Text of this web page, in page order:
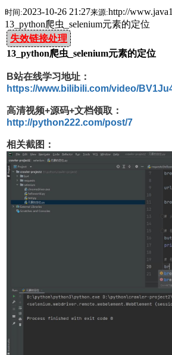
时间:2023-10-26 21:27来源:http://
13_python爬虫_selenium元素的定位
失效链接处理
13_python爬虫_selenium元素的定位
B站在线学习地址：
https://www.bilibili.com/video/
高清视频+源码+文档领取：
http://python222.com/post/7
相关截图：